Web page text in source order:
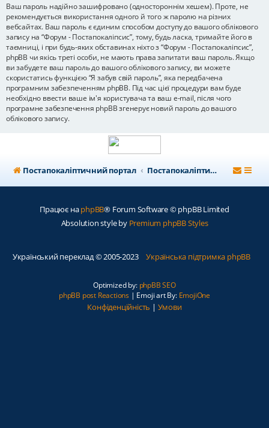
Ваш пароль надійно зашифровано (одностороннім хешем). Проте, не
рекомендується використання одного й того ж паролю на різних
вебсайтах. Ваш пароль є єдиним способом доступу до вашого облікового
запису на “Форум - Постапокаліпсис”, тому, будь ласка, тримайте його в
таємниці, і при будь-яких обставинах ніхто з “Форум - Постапокаліпсис”,
phpBB чи якісь треті особи, не мають права запитати ваш пароль. Якщо
ви забудете ваш пароль до вашого облікового запису, ви можете
скористатись функцією “Я забув свій пароль”, яка передбачена
програмним забезпеченням phpBB. Під час цієї процедури вам буде
необхідно ввести ваше ім'я користувача та ваш e-mail, після чого
програмне забезпечення phpBB згенерує новий пароль до вашого
облікового запису.
Постапокаліптичний портал Постапокаліптичний форум
Працює наphpBB® Forum Software © phpBB Limited
Absolution style by Premium phpBB Styles
Український переклад © 2005-2023 Українська підтримка phpBB
Optimized by: phpBB SEO
phpBB post Reactions| Emoji art By: EmojiOne
Конфіденційність | Умови